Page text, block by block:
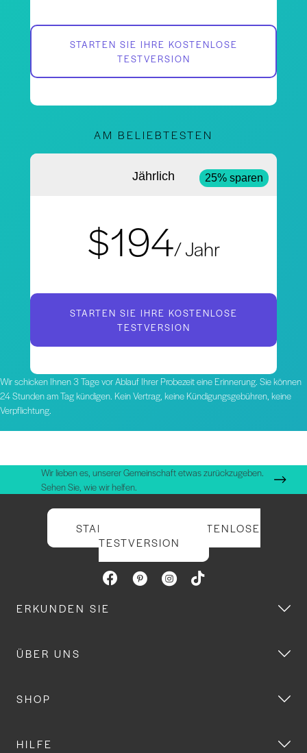
STARTEN SIE IHRE KOSTENLOSE
TESTVERSION
AM BELIEBTESTEN
Jährlich 25% sparen
$194/ Jahr
STARTEN SIE IHRE KOSTENLOSE
TESTVERSION
Wir schicken Ihnen 3 Tage vor Ablauf Ihrer Probezeit eine Erinnerung. Sie können
24 Stunden am Tag kündigen. Kein Vertrag, keine Kündigungsgebühren, keine
Verpflichtung.
Wir lieben es, unserer Gemeinschaft etwas zurückzugeben.
Sehen Sie, wie wir helfen.
STARTEN SIE IHRE KOSTENLOSE
TESTVERSION
ERKUNDEN SIE
ÜBER UNS
SHOP
HILFE